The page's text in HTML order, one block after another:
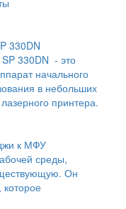
330DN
330DN - это
начального
в небольших
принтера.
к МФУ
среды,
Он